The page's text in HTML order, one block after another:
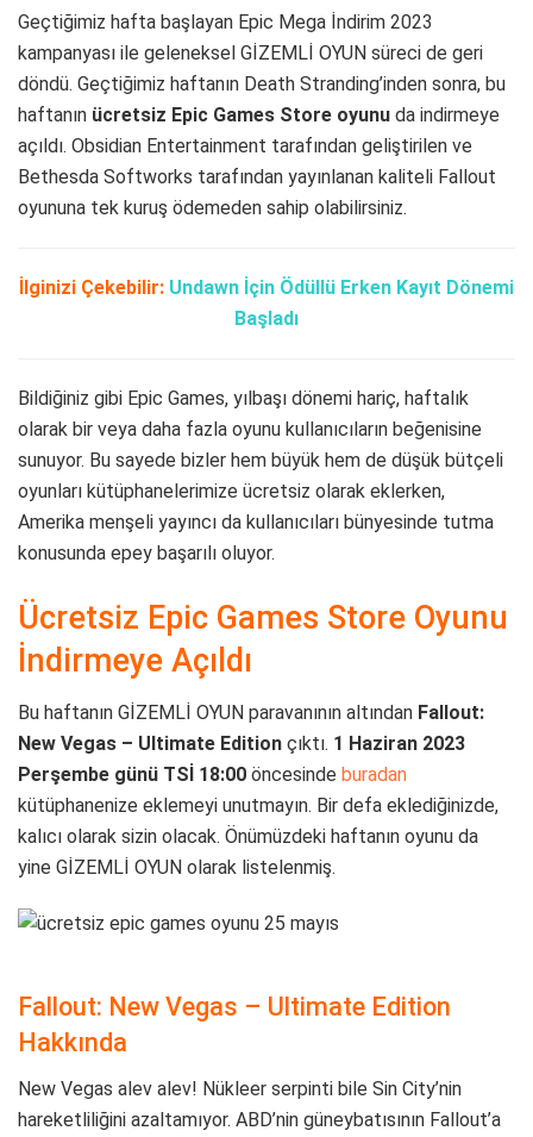
Geçtiğimiz hafta başlayan Epic Mega İndirim 2023
kampanyası ile geleneksel GİZEMLİ OYUN süreci de geri
döndü. Geçtiğimiz haftanın Death Stranding’inden sonra, bu
haftanın ücretsiz Epic Games Store oyunu da indirmeye
açıldı. Obsidian Entertainment tarafından geliştirilen ve
Bethesda Softworks tarafından yayınlanan kaliteli Fallout
oyununa tek kuruş ödemeden sahip olabilirsiniz.
İlginizi Çekebilir: Undawn İçin Ödüllü Erken Kayıt Dönemi
Başladı
Bildiğiniz gibi Epic Games, yılbaşı dönemi hariç, haftalık
olarak bir veya daha fazla oyunu kullanıcıların beğenisine
sunuyor. Bu sayede bizler hem büyük hem de düşük bütçeli
oyunları kütüphanelerimize ücretsiz olarak eklerken,
Amerika menşeli yayıncı da kullanıcıları bünyesinde tutma
konusunda epey başarılı oluyor.
Ücretsiz Epic Games Store Oyunu
İndirmeye Açıldı
Bu haftanın GİZEMLİ OYUN paravanının altından Fallout:
New Vegas – Ultimate Edition çıktı. 1 Haziran 2023
Perşembe günü TSİ 18:00 öncesinde buradan
kütüphanenize eklemeyi unutmayın. Bir defa eklediğinizde,
kalıcı olarak sizin olacak. Önümüzdeki haftanın oyunu da
yine GİZEMLİ OYUN olarak listelenmiş.
Fallout: New Vegas – Ultimate Edition
Hakkında
New Vegas alev alev! Nükleer serpinti bile Sin City’nin
hareketliliğini azaltamıyor. ABD’nin güneybatısının Fallout’a